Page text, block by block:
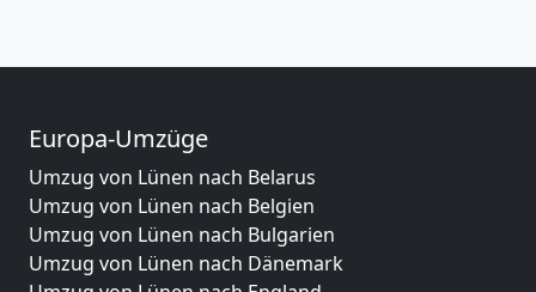
Europa-Umzüge
Umzug von Lünen nach Belarus
Umzug von Lünen nach Belgien
Umzug von Lünen nach Bulgarien
Umzug von Lünen nach Dänemark